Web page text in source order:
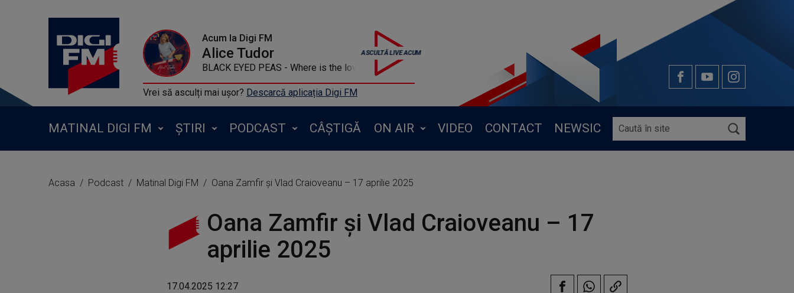
Acum la Digi FM
Alice Tudor
BLACK EYED PEAS - Where is the love
Vrei să asculți mai ușor? Descarcă aplicația Digi FM
MATINAL DIGI FM ȘTIRI PODCAST CÂȘTIGĂ ON AIR VIDEO CONTACT NEWSIC
Acasa Podcast Matinal Digi FM Oana Zamfir și Vlad Craioveanu – 17 aprilie 2025
Oana Zamfir și Vlad Craioveanu – 17
aprilie 2025
17.04.2025 12:27